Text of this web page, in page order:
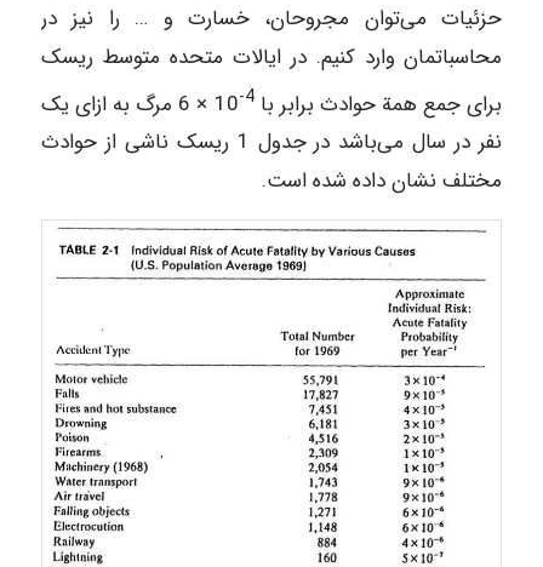
حزئیات می‌توان مجروحان، خسارت و … را نیز در
محاسباتمان وارد کنیم. در ایالات متحده متوسط ریسک
برای جمع همة حوادث برابر با4-
10 × 6 مرگ به ازای یک
نفر در سال می‌باشد در جدول 1 ریسک ناشی از حوادث
مختلف نشان داده شده است.